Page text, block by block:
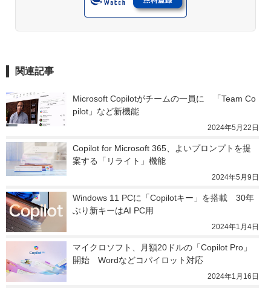
関連記事
Microsoft Copilotがチームの一員に　「Team Co
pilot」など新機能
2024年5月22日
Copilot for Microsoft 365、よいプロンプトを提
案する「リライト」機能
2024年5月9日
Windows 11 PCに「Copilotキー」を搭載　30年
ぶり新キーはAI PC用
2024年1月4日
マイクロソフト、月額20ドルの「Copilot Pro」
開始　Wordなどコパイロット対応
2024年1月16日